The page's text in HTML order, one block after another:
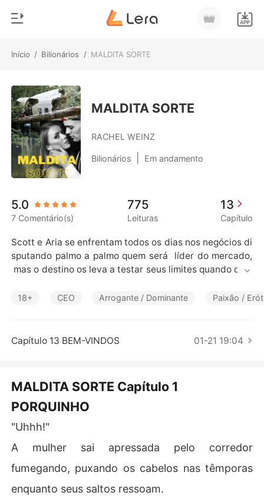
Início / Bilionários / MALDITA SORTE
Loja
Histórico
Sair
Baixar App
Gênero
Moderno
Lobisomem
Contos
Bilionários
Contos Curtos
MALDITA SORTE
RACHEL WEINZ
Bilionários Em andamento
5.0
7 Comentário(s)
775
Leituras
13
Capítulo
Scott e Aria se enfrentam todos os dias nos negócios di
sputando palmo a palmo quem será  líder do mercado,
mas o destino os leva a testar seus limites quando disp
vião cair no meio da floresta. Agora eles tem que lutar p
18+ CEO Arrogante / Dominante Paixão /
Capítulo 13 BEM-VINDOS 01-21 19:04
MALDITA SORTE Capítulo 1
PORQUINHO
"Uhhh!"
A mulher sai apressada pelo corredor
fumegando, puxando os cabelos nas têmporas
enquanto seus saltos ressoam.